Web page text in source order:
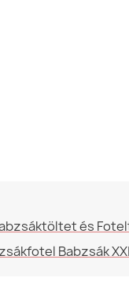
és
Babzsák